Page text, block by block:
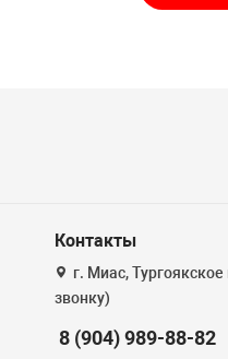
Контакты
г. Миас,
звонку)
8 (904) 989-88-82